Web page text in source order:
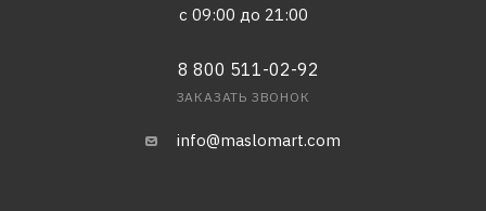
с 09:00 до 21:00
8 800 511-02-92
ЗАКАЗАТЬ ЗВОНОК
info@maslomart.com